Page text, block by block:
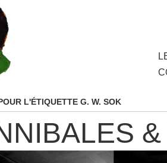
Aller
L'ÉTIQUETTE G. W. SOK